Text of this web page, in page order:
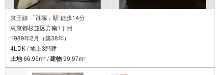
京王線 「笹塚」駅 徒歩14分
東京都杉並区方南1丁目
1989年2月（築38年）
4LDK / 地上3階建
土地66.95m2 /建物99.97m2